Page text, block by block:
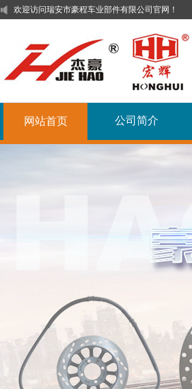
欢迎访问瑞安市豪程车业部件有限公司官网！
网站首页 公司简介